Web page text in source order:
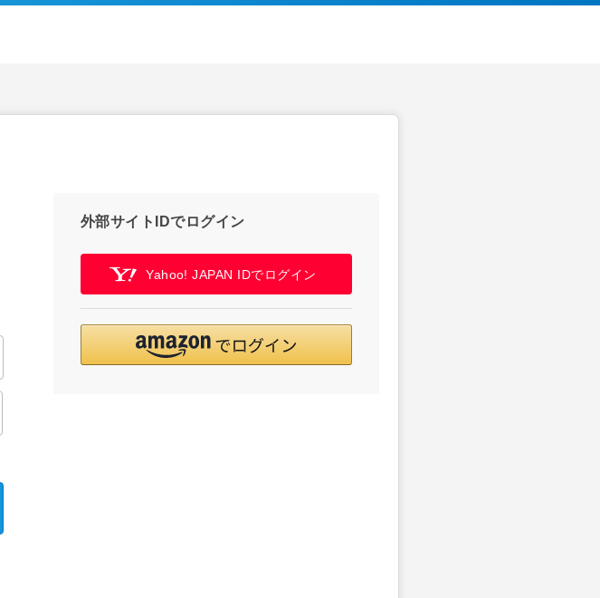
外部サイトIDでログイン
Yahoo! JAPAN IDでログイン